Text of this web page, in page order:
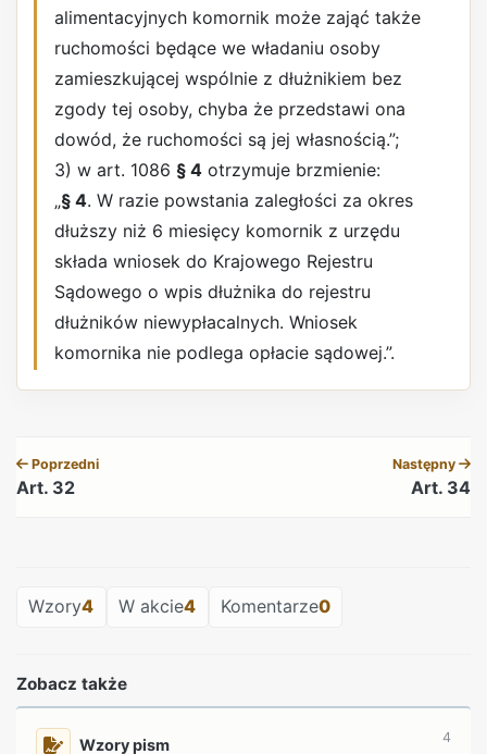
alimentacyjnych komornik może zająć także
ruchomości będące we władaniu osoby
zamieszkującej wspólnie z dłużnikiem bez
zgody tej osoby, chyba że przedstawi ona
dowód, że ruchomości są jej własnością.”;
3) w art. 1086 § 4 otrzymuje brzmienie:
„§ 4. W razie powstania zaległości za okres
dłuższy niż 6 miesięcy komornik z urzędu
składa wniosek do Krajowego Rejestru
Sądowego o wpis dłużnika do rejestru
dłużników niewypłacalnych. Wniosek
komornika nie podlega opłacie sądowej.”.
Poprzedni
Art. 32
Następny
Art. 34
Wzory4 W akcie4 Komentarze0
Zobacz także
Wzory pism 4